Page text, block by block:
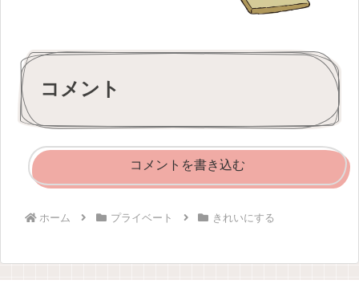
コメント
コメントを書き込む
ホーム プライベート きれいにする